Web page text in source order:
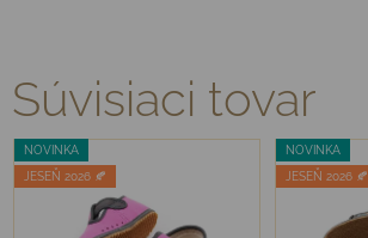
Súvisiaci tovar
NOVINKA
JESEŇ 2026 🍂
NOVINKA
JESEŇ 2026 🍂